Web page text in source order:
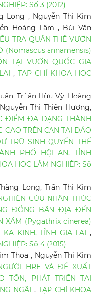
Số 3 (2012)
Long , Nguyễn Thị Kim
Hoàng Lâm , Bùi Văn
TRA QUẦN THỂ VƯỢN
(Nomascus annamensis)
TẠI VƯỜN QUỐC GIA
,TẠP CHÍ KHOA HỌC
Tr`ần Hữu Vỹ, Hoàng
Thị Thiên Hương,
ĐIỂM ĐA DẠNG THÀNH
CAO TRÊN CẠN TẠI ĐẢO
TRỮ SINH QUYỂN THẾ
PHỐ HỘI AN, TỈNH
HỌC LÂM NGHIỆP: Số
Long, Trần Thị Kim
CỨU NHẬN THỨC
ĐỒNG BÂN ĐỊA ĐẾN
XÁM (Pygathrix cinerea)
KA KINH, TỈNH GIA LAI,
Số 4 (2015)
Thoa , Nguyễn Thị Kim
HRE VÀ ĐỀ XUẤT
TỒN, PHÁT TRIỂN TẠI
NGÃI ,TẠP CHÍ KHOA